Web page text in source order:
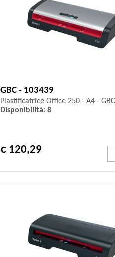
GBC - 103439
Plastificatrice Office 250 - A4 - GBC
Disponibilità: 8
€ 120,29